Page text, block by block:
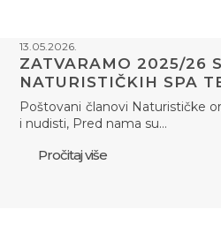
13.05.2026.
ZATVARAMO 2025/26
NATURISTIČKIH SPA
Poštovani članovi Naturističke
i nudisti, Pred nama su…
Pročitaj više